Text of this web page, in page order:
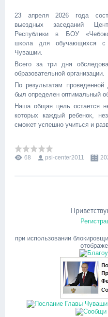
23 апреля 2026 года
выездных заседаний
Республики в БОУ
школа для обучающихся
Чувашии.
Всего за три дня
образовательной организации.
По результатам
был определен оптимальный
Наша общая цель остается
которых каждый ребенок,
сможет успешно учиться и
68 psi-center2011
при использовании